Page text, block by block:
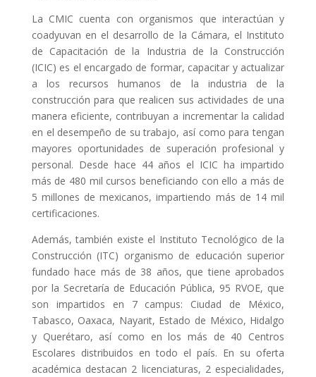
La CMIC cuenta con organismos que interactúan y
coadyuvan en el desarrollo de la Cámara, el Instituto
de Capacitación de la Industria de la Construcción
(ICIC) es el encargado de formar, capacitar y actualizar
a los recursos humanos de la industria de la
construcción para que realicen sus actividades de una
manera eficiente, contribuyan a incrementar la calidad
en el desempeño de su trabajo, así como para tengan
mayores oportunidades de superación profesional y
personal. Desde hace 44 años el ICIC ha impartido
más de 480 mil cursos beneficiando con ello a más de
5 millones de mexicanos, impartiendo más de 14 mil
certificaciones.
Además, también existe el Instituto Tecnológico de la
Construcción (ITC) organismo de educación superior
fundado hace más de 38 años, que tiene aprobados
por la Secretaría de Educación Pública, 95 RVOE, que
son impartidos en 7 campus: Ciudad de México,
Tabasco, Oaxaca, Nayarit, Estado de México, Hidalgo
y Querétaro, así como en los más de 40 Centros
Escolares distribuidos en todo el país. En su oferta
académica destacan 2 licenciaturas, 2 especialidades,